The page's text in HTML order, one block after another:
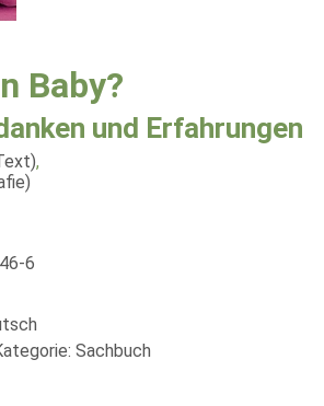
Baby?
und Erfahrungen
,
6
Sachbuch